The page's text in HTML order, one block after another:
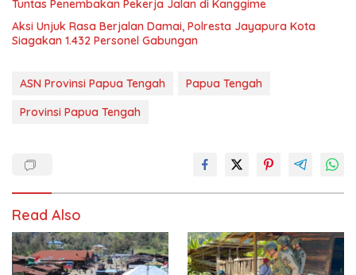
Tuntas Penembakan Pekerja Jalan di Kanggime
Aksi Unjuk Rasa Berjalan Damai, Polresta Jayapura Kota
Siagakan 1.432 Personel Gabungan
ASN Provinsi Papua Tengah
Papua Tengah
Provinsi Papua Tengah
Read Also